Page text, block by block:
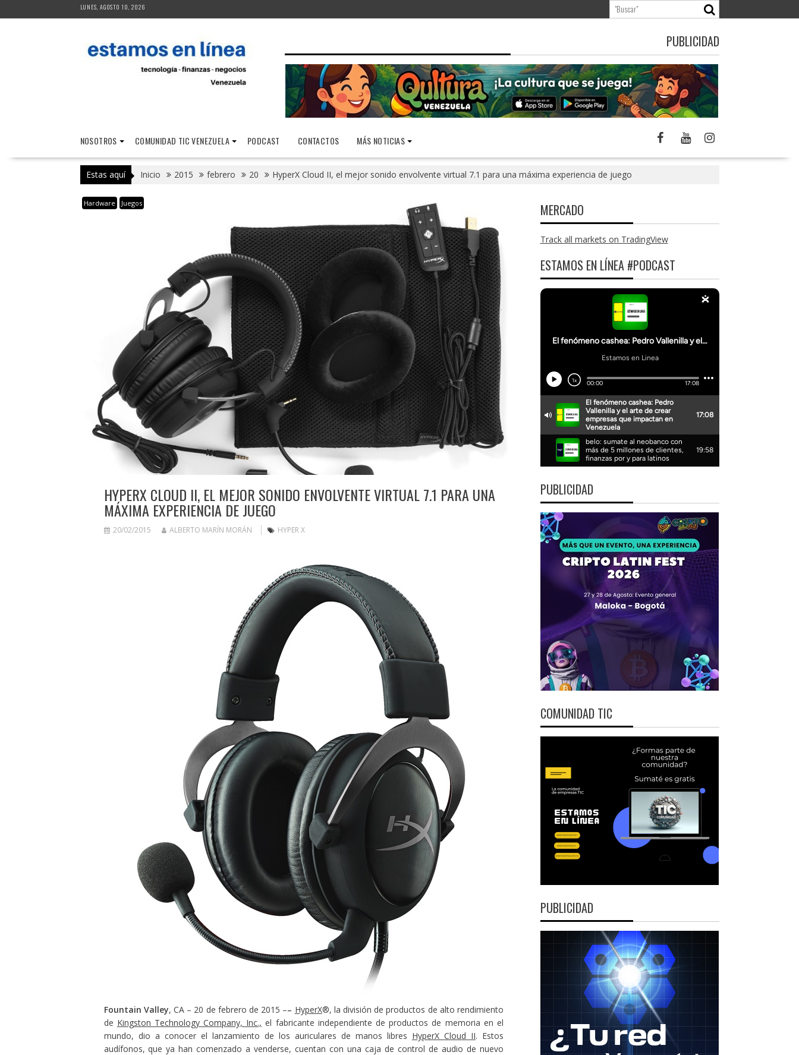
al
LUNES, AGOSTO 10, 2026
PUBLICIDAD
NOSOTROS COMUNIDAD TIC VENEZUELA PODCAST CONTACTOS MÁS NOTICIAS
Estas aquí Inicio 2015 febrero 20 HyperX Cloud II, el mejor sonido envolvente virtual 7.1 para una máxima experiencia de juego
Hardware Juegos
HYPERX CLOUD II, EL MEJOR SONIDO ENVOLVENTE VIRTUAL 7.1 PARA UNA
MÁXIMA EXPERIENCIA DE JUEGO
20/02/2015 ALBERTO MARÍN MORÁN HYPER X
Fountain Valley, CA – 20 de febrero de 2015 –– HyperX®, la división de productos de alto rendimiento
de Kingston Technology Company, Inc., el fabricante independiente de productos de memoria en el
mundo, dio a conocer el lanzamiento de los auriculares de manos libres HyperX Cloud II. Estos
audífonos, que ya han comenzado a venderse, cuentan con una caja de control de audio de nuevo
MERCADO
Track all markets on TradingView
ESTAMOS EN LÍNEA #PODCAST
PUBLICIDAD
COMUNIDAD TIC
PUBLICIDAD